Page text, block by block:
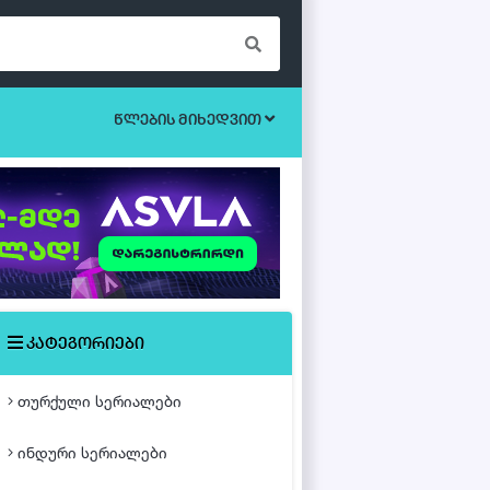
ბოევიკი
ეროტიული
ისტორიული
მძაფრ-სიუჟეტიანი
უკრაინული სერიალები
წლების მიხედვით
კატეგორიები
თურქული სერიალები
ინდური სერიალები